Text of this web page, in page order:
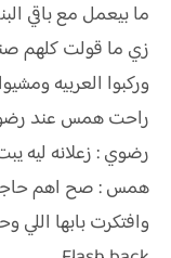
ما بيعمل مع باقي
زي ما قولت كلهم
وركبوا العربيه ومشيوا
راحت همس عند رضوي
رضوي : زعلانه ليه
همس : صح اهم حاجه
وافتكرت بابها اللي